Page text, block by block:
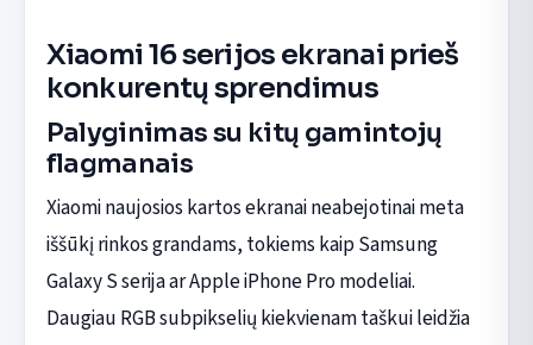
Xiaomi 16 serijos ekranai prieš
konkurentų sprendimus
Palyginimas su kitų gamintojų
flagmanais
Xiaomi naujosios kartos ekranai neabejotinai meta
iššūkį rinkos grandams, tokiems kaip Samsung
Galaxy S serija ar Apple iPhone Pro modeliai.
Daugiau RGB subpikselių kiekvienam taškui leidžia